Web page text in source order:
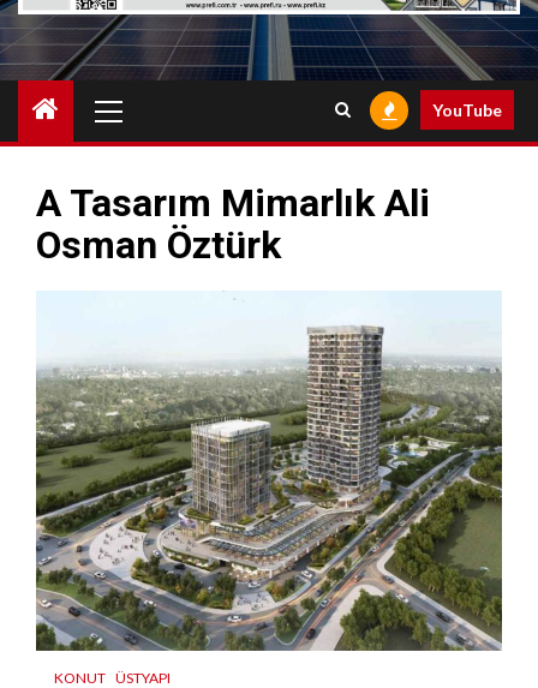
Menu
YouTube
A Tasarım Mimarlık Ali
Osman Öztürk
KONUT ÜSTYAPI